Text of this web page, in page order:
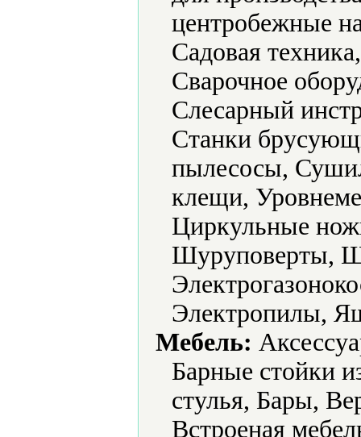
центробежные
Садовая
Сварочное
Слесарный
Станки
пылесосы,
клещи,
Циркульные
Шуруповерты,
Электропилы,
Мебель:
Барные стойки
стулья, Бары,
Встроеная